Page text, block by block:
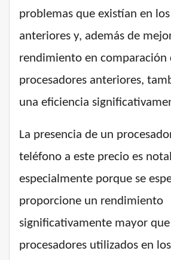
problemas que existían en
anteriores y, además de
rendimiento en comparación
procesadores anteriores,
una eficiencia
La presencia de un
teléfono a este precio es
especialmente porque se
proporcione un rendimiento
significativamente mayor
procesadores utilizados en